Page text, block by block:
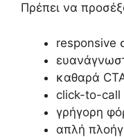
Πρέπει να
responsive
καθαρά
click-to-call
γρήγορη
απλή